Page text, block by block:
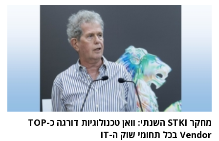
מחקר STKI השנתי: וואן טכנולוגיות דורגה כ-TOP
Vendor בכל תחומי שוק ה-IT